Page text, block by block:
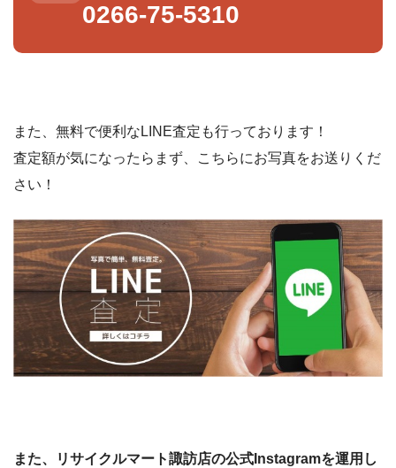
0266-75-5310
また、無料で便利なLINE査定も行っております！
査定額が気になったらまず、こちらにお写真をお送りくだ
さい！
また、リサイクルマート諏訪店の公式Instagramを運用し